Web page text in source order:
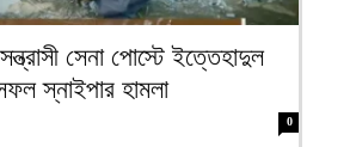
ফিরদাউস
সেনা পোস্টে ইত্তেহাদুল
স্নাইপার হামলা
0